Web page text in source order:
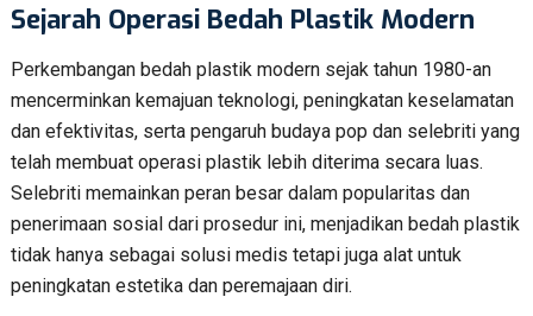
Sejarah Operasi Bedah Plastik Modern
Perkembangan bedah plastik modern sejak tahun 1980-an
mencerminkan kemajuan teknologi, peningkatan keselamatan
dan efektivitas, serta pengaruh budaya pop dan selebriti yang
telah membuat operasi plastik lebih diterima secara luas.
Selebriti memainkan peran besar dalam popularitas dan
penerimaan sosial dari prosedur ini, menjadikan bedah plastik
tidak hanya sebagai solusi medis tetapi juga alat untuk
peningkatan estetika dan peremajaan diri.